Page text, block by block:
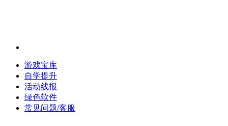
游戏宝库
自学提升
活动线报
绿色软件
常见问题/客服